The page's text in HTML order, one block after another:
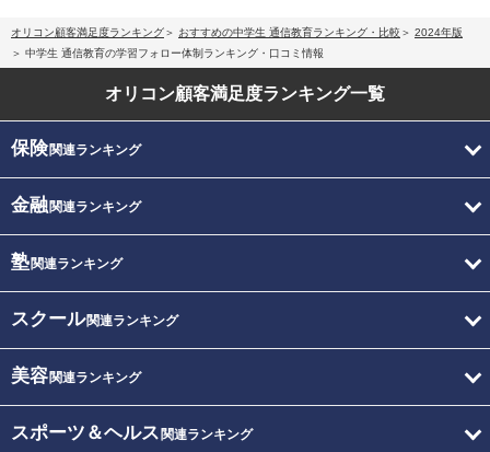
オリコン顧客満足度ランキング おすすめの中学生 通信教育ランキング・比較
2024年版
中学生 通信教育の学習フォロー体制ランキング・口コミ情報
オリコン顧客満足度ランキング一覧
保険関連ランキング
金融関連ランキング
塾関連ランキング
スクール関連ランキング
美容関連ランキング
スポーツ＆ヘルス 関連ランキング